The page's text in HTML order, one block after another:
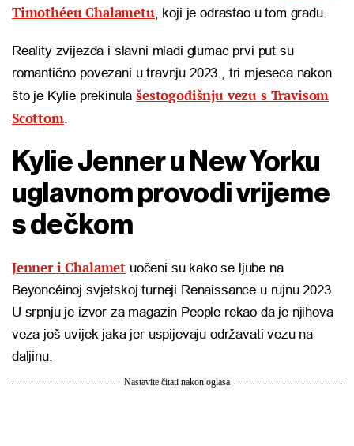
Timothéeu Chalametu, koji je odrastao u tom gradu.
Reality zvijezda i slavni mladi glumac prvi put su
romantično povezani u travnju 2023., tri mjeseca nakon
što je Kylie prekinulašestogodišnju vezu s Travisom
Scottom.
Kylie Jenner u New Yorku
uglavnom provodi vrijeme
s dečkom
Jenner i Chalamet uočeni su kako se ljube na
Beyoncéinoj svjetskoj turneji Renaissance u rujnu 2023.
U srpnju je izvor za magazin People rekao da je njihova
veza još uvijek jaka jer uspijevaju održavati vezu na
daljinu.
Nastavite čitati nakon oglasa